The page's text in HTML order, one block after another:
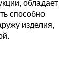
обладает
способно
изделия,